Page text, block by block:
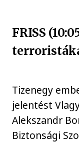
FRISS
Tizenegy
jelentést
Alekszandr
Biztonsági